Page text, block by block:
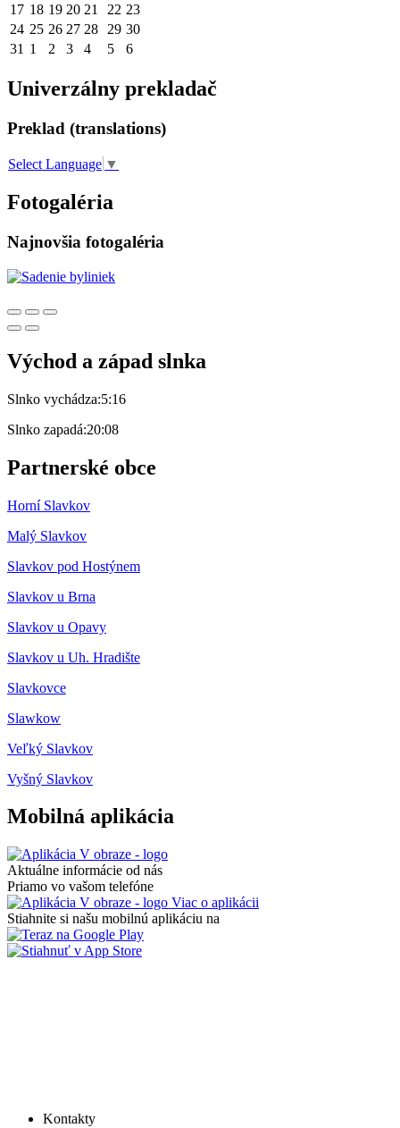
17 18 19 20 21 22 23
24 25 26 27 28 29 30
31 1 2 3 4 5 6
Univerzálny prekladač
Preklad (translations)
Select Language ▼
Fotogaléria
Najnovšia fotogaléria
Východ a západ slnka
Slnko vychádza:5:16
Slnko zapadá:20:08
Partnerské obce
Horní Slavkov
Malý Slavkov
Slavkov pod Hostýnem
Slavkov u Brna
Slavkov u Opavy
Slavkov u Uh. Hradište
Slavkovce
Slawkow
Veľký Slavkov
Vyšný Slavkov
Mobilná aplikácia
Aktuálne informácie od nás
Priamo vo vašom telefóne
Viac o aplikácii
Stiahnite si našu mobilnú aplikáciu na
Kontakty